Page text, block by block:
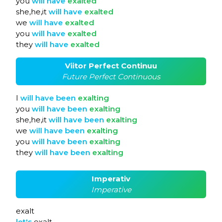
she,he,it will have exalted
we will have exalted
you will have exalted
they will have exalted
Viitor Perfect Continuu
Future Perfect Continuous
I will have been exalting
you will have been exalting
she,he,it will have been exalting
we will have been exalting
you will have been exalting
they will have been exalting
Imperativ
Imperative
exalt